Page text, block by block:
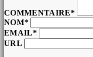
COMMENTAIRE*
NOM*
EMAIL*
URL